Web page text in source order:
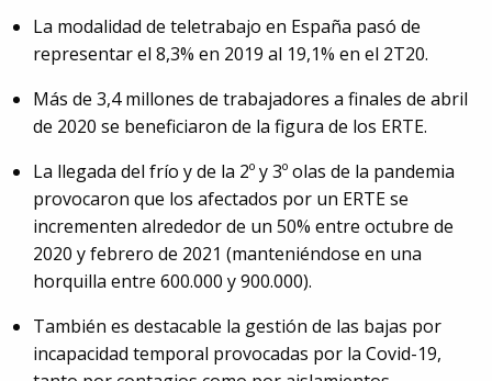
La modalidad de teletrabajo en España pasó de
representar el 8,3% en 2019 al 19,1% en el 2T20.
Más de 3,4 millones de trabajadores a finales de abril
de 2020 se beneficiaron de la figura de los ERTE.
La llegada del frío y de la 2º y 3º olas de la pandemia
provocaron que los afectados por un ERTE se
incrementen alrededor de un 50% entre octubre de
2020 y febrero de 2021 (manteniéndose en una
horquilla entre 600.000 y 900.000).
También es destacable la gestión de las bajas por
incapacidad temporal provocadas por la Covid-19,